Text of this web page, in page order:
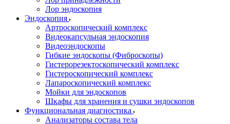
Лор эндоскопия
Эндоскопия
Артроскопический комплекс
Видеокапсульная эндоскопия
Видеоэндоскопы
Гибкие эндоскопы (Фиброcкопы)
Гистерорезектоскопический комплекс
Гистероскопический комплекс
Лапароскопический комплекс
Мойки для эндоскопов
Шкафы для хранения и сушки эндоскопов
Функциональная диагностика
Анализаторы состава тела